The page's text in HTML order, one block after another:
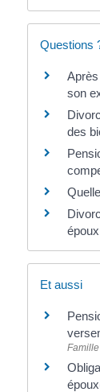
Questions
son
des
Et aussi